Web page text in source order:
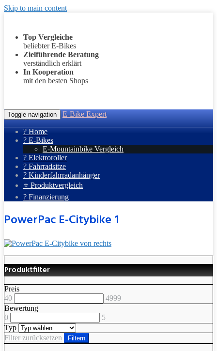
Skip to main content
Top Vergleiche
beliebter E-Bikes
Zielführende Beratung
verständlich erklärt
In Kooperation
mit den besten Shops
Toggle navigation E-Bike Expert
? Home
? E-Bikes
E-Mountainbike Vergleich
? Elektroroller
? Fahrradsitze
? Kinderfahrradanhänger
⭐ Produktvergleich
? Finanzierung
PowerPac E-Citybike 1
Produktfilter
Preis
40
4999
Bewertung
0
5
Typ
Filter zurücksetzen
Filtern